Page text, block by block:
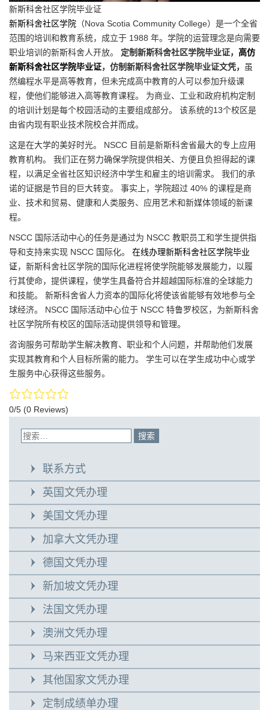
新斯科舍社区学院毕业证
新斯科舍社区学院 （Nova Scotia Community College）是一个全省
范围的培训和教育系统，成立于 1988 年。学院的运营理念是向需要
职业培训的新斯科舍人开放。 定制新斯科舍社区学院毕业证， 高仿
新斯科舍社区学院毕业证，仿制新斯科舍社区学院毕业证文凭，
虽
然编程水平是高等教育，但未完成高中教育的人可以参加升级课
程，使他们能够进入高等教育课程。 为商业、工业和政府机构定制
的培训计划是每个校园活动的主要组成部分。 该系统的13个校区是
由省内现有职业技术院校合并而成。
这是在大学的美好时光。 NSCC 目前是新斯科舍省最大的专上应用
教育机构。 我们正在努力确保学院提供相关、方便且负担得起的课
程，以满足全省社区知识经济中学生和雇主的培训需求。 我们的承
诺的证据是节目的巨大转变。 事实上，学院超过 40% 的课程是商
业、技术和贸易、健康和人类服务、应用艺术和新媒体领域的新课
程。
NSCC 国际活动中心的任务是通过为 NSCC 教职员工和学生提供指
导和支持来实现 NSCC 国际化。 在线办理新斯科舍社区学院毕业
证，新斯科舍社区学院的国际化进程将使学院能够发展能力，以履
行其使命，提供课程，使学生具备符合并超越国际标准的全球能力
和技能。 新斯科舍省人力资本的国际化将使该省能够有效地参与全
球经济。 NSCC 国际活动中心位于 NSCC 特鲁罗校区，为新斯科舍
社区学院所有校区的国际活动提供领导和管理。
咨询服务可帮助学生解决教育、职业和个人问题，并帮助他们发展
实现其教育和个人目标所需的能力。 学生可以在学生成功中心或学
生服务中心获得这些服务。
0/5 (0 Reviews)
联系方式
英国文凭办理
美国文凭办理
加拿大文凭办理
德国文凭办理
新加坡文凭办理
法国文凭办理
澳洲文凭办理
马来西亚文凭办理
其他国家文凭办理
定制成绩单办理